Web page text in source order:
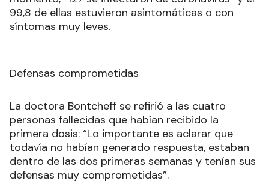
99,8 de ellas estuvieron asintomáticas o con
síntomas muy leves.
Defensas comprometidas
La doctora Bontcheff se refirió a las cuatro
personas fallecidas que habían recibido la
primera dosis: “Lo importante es aclarar que
todavía no habían generado respuesta, estaban
dentro de las dos primeras semanas y tenían sus
defensas muy comprometidas”.